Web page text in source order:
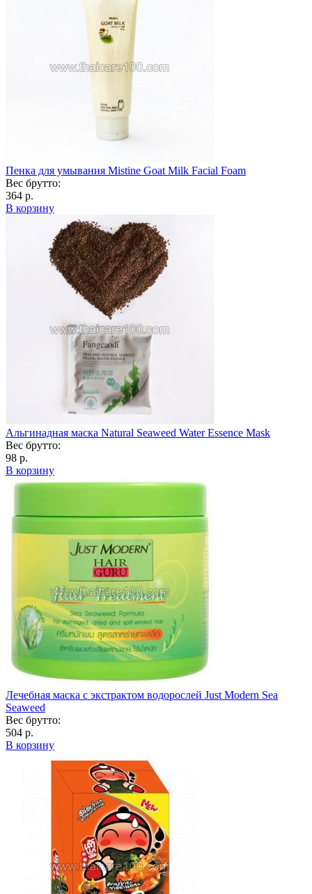
Пенка для умывания Mistine Goat Milk Facial Foam
Вес брутто:
364 р.
В корзину
Альгинадная маска Natural Seaweed Water Essence Mask
Вес брутто:
98 р.
В корзину
Лечебная маска с экстрактом водорослей Just Modern Sea
Seaweed
Вес брутто:
504 р.
В корзину